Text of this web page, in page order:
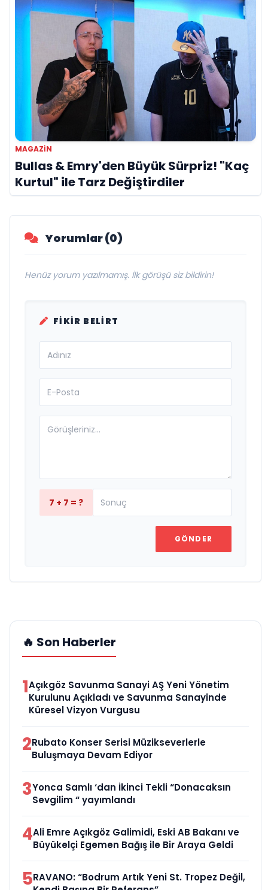
MAGAZIN
Bullas & Emry'den Büyük Sürpriz! "Kaç
Kurtul" ile Tarz Değiştirdiler
Yorumlar (0)
Henüz yorum yazılmamış. İlk görüşü siz bildirin!
FIKIR BELIRT
7 + 7 = ?
GÖNDER
🔥 Son Haberler
1Açıkgöz Savunma Sanayi AŞ Yeni Yönetim
Kurulunu Açıkladı ve Savunma Sanayinde
Küresel Vizyon Vurgusu
2Rubato Konser Serisi Müzikseverlerle
Buluşmaya Devam Ediyor
3Yonca Samlı ‘dan İkinci Tekli “Donacaksın
Sevgilim “ yayımlandı
4Ali Emre Açıkgöz Galimidi, Eski AB Bakanı ve
Büyükelçi Egemen Bağış ile Bir Araya Geldi
5RAVANO: “Bodrum Artık Yeni St. Tropez Değil,